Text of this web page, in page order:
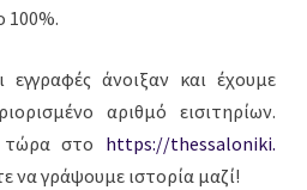
100%.
άνοιξαν και έχουμε
αριθμό εισιτηρίων.
τώρα στο https://thessaloniki.
να γράψουμε ιστορία μαζί!